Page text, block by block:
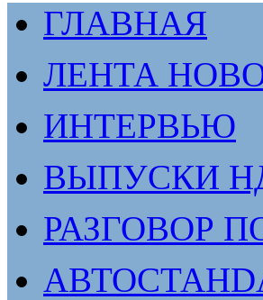
ГЛАВНАЯ
ЛЕНТА
ИНТЕРВЬЮ
ВЫПУСКИ
РАЗГОВОР